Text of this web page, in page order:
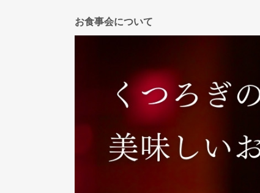
お食事会について